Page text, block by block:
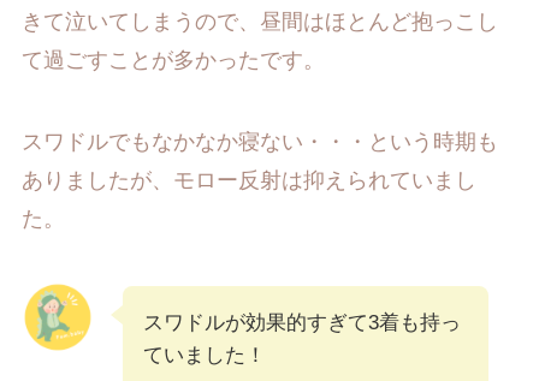
きて泣いてしまうので、昼間はほとんど抱っこし
て過ごすことが多かったです。
スワドルでもなかなか寝ない・・・という時期も
ありましたが、モロー反射は抑えられていまし
た。
スワドルが効果的すぎて3着も持っ
ていました！